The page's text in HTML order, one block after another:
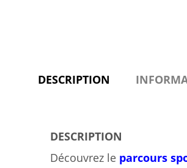
DESCRIPTION
DESCRIPTION
Découvrez le parcours